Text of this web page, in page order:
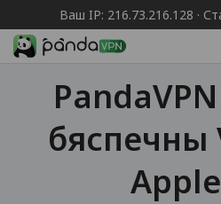
Ваш IP: 216.73.216.128 ·
PandaVPN
бяспечны